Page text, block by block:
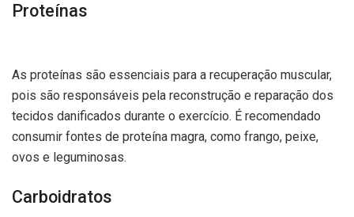
Proteínas
As proteínas são essenciais para a recuperação muscular,
pois são responsáveis pela reconstrução e reparação dos
tecidos danificados durante o exercício. É recomendado
consumir fontes de proteína magra, como frango, peixe,
ovos e leguminosas.
Carboidratos